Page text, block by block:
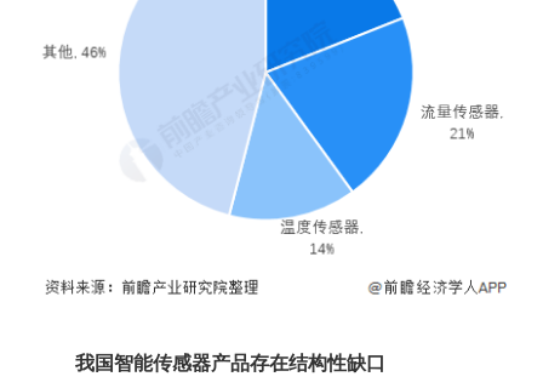
我国智能传感器产品存在结构性缺口